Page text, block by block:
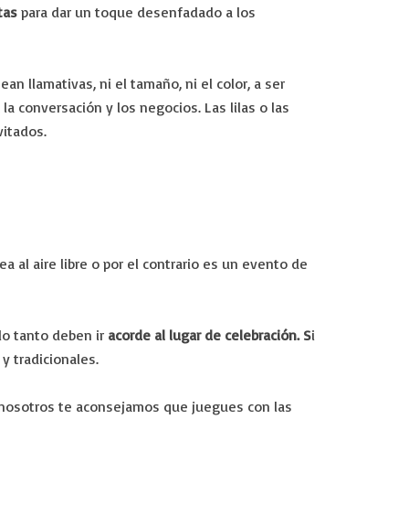
para dar un toque desenfadado a los
llamativas, ni el tamaño, ni el color, a ser
conversación y los negocios. Las lilas o las
al aire libre o por el contrario es un evento de
tanto deben ir acorde al lugar de celebración. Si
tradicionales.
te aconsejamos que juegues con las